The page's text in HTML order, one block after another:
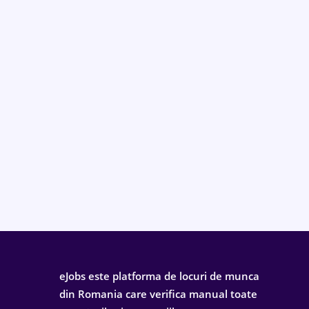
eJobs este platforma de locuri de munca
din Romania care verifica manual toate